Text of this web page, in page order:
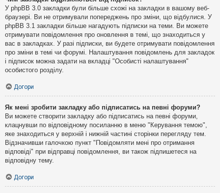
У phpBB 3.0 закладки були більше схожі на закладки в вашому веб-
браузері. Ви не отримували попереджень про зміни, що відбулися. У
phpBB 3.1 закладки більше нагадують підписки на теми. Ви можете
отримувати повідомлення про оновлення в темі, що знаходиться у
вас в закладках. У разі підписки, ви будете отримувати повідомлення
про зміни в темі чи форумі. Налаштування повідомлень для закладок
і підписок можна задати на вкладці "Особисті налаштування"
особистого розділу.
Догори
Як мені зробити закладку або підписатись на певні форуми?
Ви можете створити закладку або підписатись на певні форуми,
клацнувши по відповідному посиланню в меню "Керування темою",
яке знаходиться у верхній і нижній частині сторінки перегляду тем.
Відзначивши галочкою пункт "Повідомляти мені про отримання
відповіді" при відправці повідомлення, ви також підпишетеся на
відповідну тему.
Догори